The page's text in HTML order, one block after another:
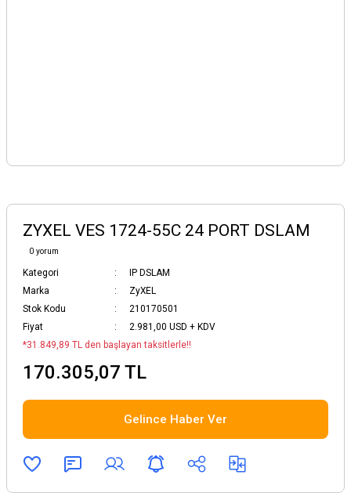
ZYXEL VES 1724-55C 24 PORT DSLAM
0 yorum
Kategori
IP DSLAM
Marka
ZyXEL
Stok Kodu
210170501
Fiyat
2.981,00 USD + KDV
*31.849,89 TL den başlayan taksitlerle!!
170.305,07 TL
Gelince Haber Ver